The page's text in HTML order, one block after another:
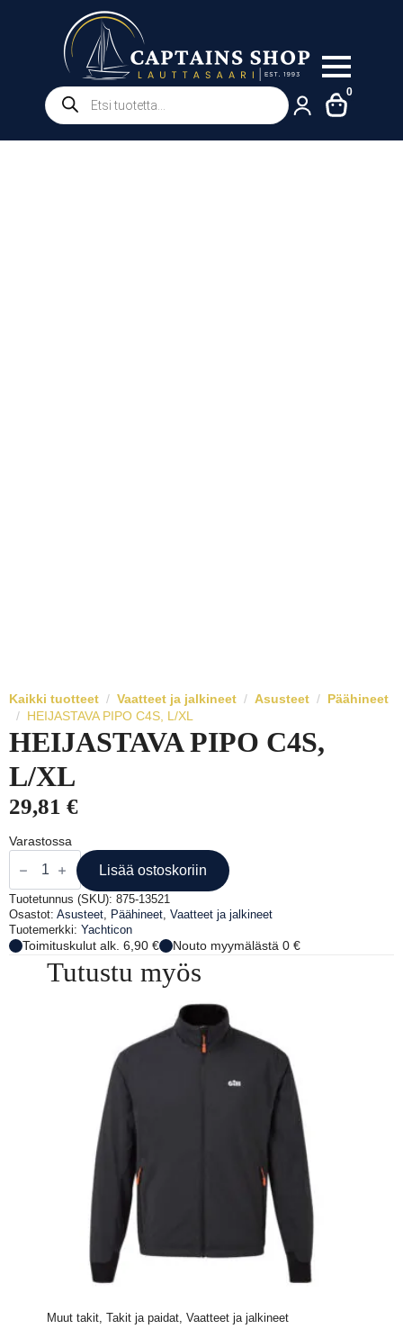
Products
search
0
Kaikki tuotteet Vaatteet ja jalkineet Asusteet
Päähineet
HEIJASTAVA PIPO C4S, L/XL
HEIJASTAVA PIPO C4S,
L/XL
29,81 €
Varastossa
HEIJASTAVA
PIPO
C4S,
L/XL
määrä
Lisää ostoskoriin
Tuotetunnus (SKU): 875-13521
Osastot: Asusteet Päähineet Vaatteet ja jalkineet
Tuotemerkki: Yachticon
Toimituskulut alk. 6,90 € Nouto myymälästä 0 €
Tutustu myös
Muut takit, Takit ja paidat, Vaatteet ja jalkineet